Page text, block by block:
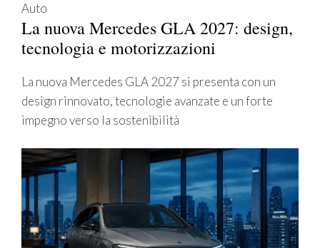
Auto
La nuova Mercedes GLA 2027: design,
tecnologia e motorizzazioni
La nuova Mercedes GLA 2027 si presenta con un
design rinnovato, tecnologie avanzate e un forte
impegno verso la sostenibilità